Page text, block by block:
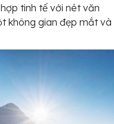
tinh tế với nét văn
không gian đẹp mắt và